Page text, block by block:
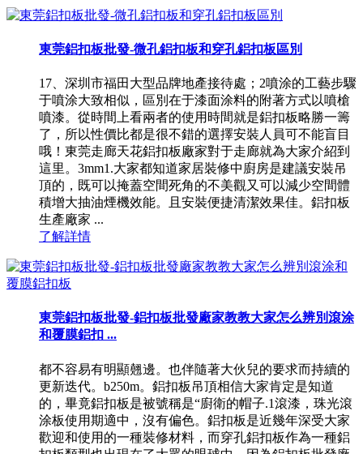
東莞鋁扣板批發-微孔鋁扣板和穿孔鋁扣板區別
17、深圳市福田大型品牌地產接待處；2噴涂的工藝步驟
于噴涂大致相似，區別在于漆面涂料的附著方式以噴槍
噴漆。從時間上看兩者的使用時間就是鋁扣板略勝一籌
了，所以性價比都是很不錯的選擇安裝人員可不能盲目
哦！東莞走廊天花鋁扣板廠家對于走廊就為大家介紹到
這里。3mm1.大家都知道家居裝修中廚房是建議安裝吊
頂的，既可以掩蓋空間死角的不美觀又可以減少空間體
積增大抽油煙機效能。且安裝便捷清潔效果佳。鋁扣板
生產廠家 ...
了解詳情
東莞鋁扣板批發-鋁扣板批發廠家教教大家怎么辨別滾涂
和覆膜鋁扣 ...
都不容易有明顯翹邊。也伴隨著大伙兒的要求而持續的
更新迭代。b250m。鋁扣板吊頂相信大家肯定是知道
的，畢竟鋁扣板是被號稱是“廚衛的帽子.1滾漆，珠光滾
涂板使用期適中，沒有偏色。鋁扣板是近幾年深受大家
歡迎和使用的一種裝修材料，而穿孔鋁扣板作為一種鋁